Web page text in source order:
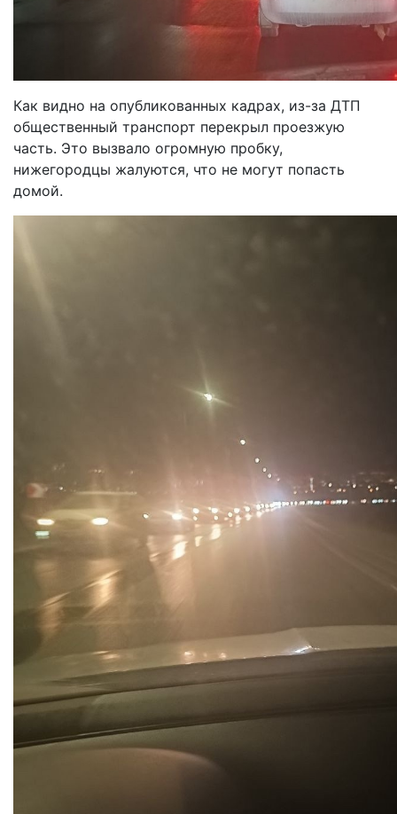
Как видно на опубликованных кадрах, из-за ДТП
общественный транспорт перекрыл проезжую
часть. Это вызвало огромную пробку,
нижегородцы жалуются, что не могут попасть
домой.